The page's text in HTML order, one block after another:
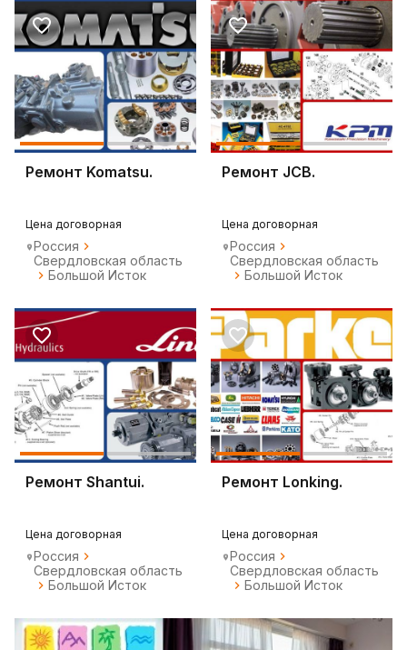
Ремонт Komatsu.
Цена договорная
Россия
Свердловская область
Большой Исток
Ремонт JCB.
Цена договорная
Россия
Свердловская область
Большой Исток
Ремонт Shantui.
Цена договорная
Россия
Свердловская область
Большой Исток
Ремонт Lonking.
Цена договорная
Россия
Свердловская область
Большой Исток